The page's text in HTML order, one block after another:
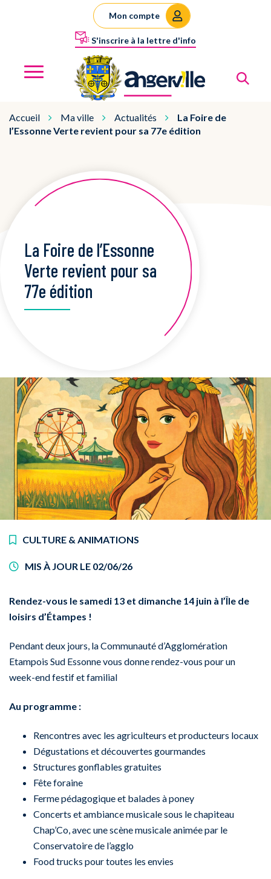
S'inscrire à la lettre d'info
Mon compte
Angerville
Accueil Ma ville Actualités
La Foire de
l’Essonne Verte revient pour sa 77e édition
La Foire de l’Essonne
Verte revient pour sa
77e édition
CULTURE & ANIMATIONS
MIS À JOUR LE 02/06/26
Rendez-vous le samedi 13 et dimanche 14 juin à l’Île de
loisirs d’Étampes !
Pendant deux jours, la Communauté d’Agglomération
Etampois Sud Essonne vous donne rendez-vous pour un
week-end festif et familial
Au programme :
Rencontres avec les agriculteurs et producteurs locaux
Dégustations et découvertes gourmandes
Structures gonflables gratuites
Fête foraine
Ferme pédagogique et balades à poney
Concerts et ambiance musicale sous le chapiteau
Chap’Co, avec une scène musicale animée par le
Conservatoire de l’agglo
Food trucks pour toutes les envies